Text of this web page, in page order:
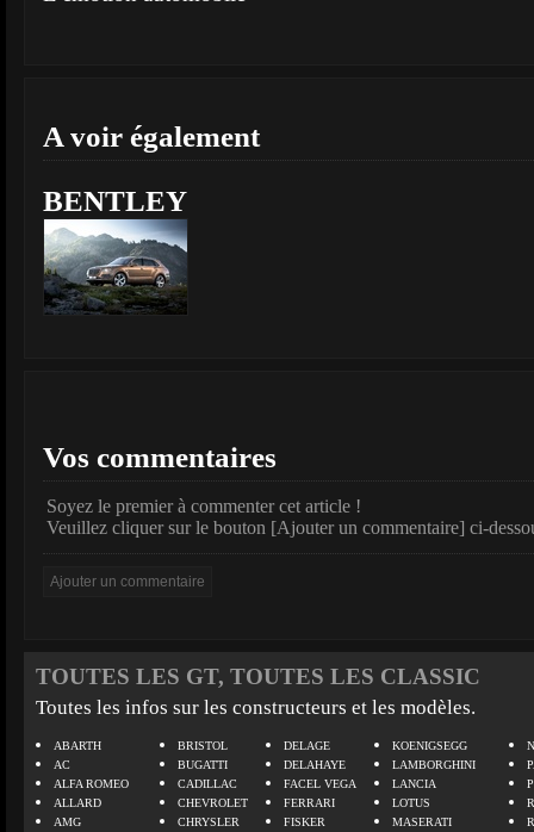
A voir également
BENTLEY
Vos commentaires
Soyez le premier à commenter cet article !
Veuillez cliquer sur le bouton [Ajouter un commentaire] ci-
TOUTES LES GT, TOUTES LES CLASSIC
Toutes les infos sur les constructeurs et les modèles.
ABARTH
AC
ALFA ROMEO
ALLARD
AMG
BRISTOL
BUGATTI
CADILLAC
CHEVROLET
CHRYSLER
DELAGE
DELAHAYE
FACEL VEGA
FERRARI
FISKER
KOENIGSEGG
LAMBORGHINI
LANCIA
LOTUS
MASERATI